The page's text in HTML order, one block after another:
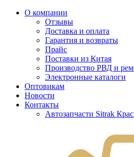
О компании
Отзывы
Доставка и оплата
Гарантия и возвраты
Прайс
Поставки из Китая
Производство РВД и
Электронные каталоги
Оптовикам
Новости
Контакты
Автозапчасти Sitrak